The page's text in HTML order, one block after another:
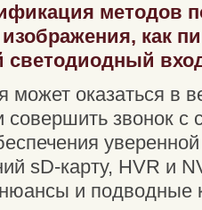
методов
как
светодиодный
может оказаться в
совершить звонок с
sD-карту, HVR и
и подводные